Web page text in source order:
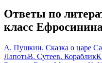
Ответы по
класс
А. Пушкин. Сказка о царе
ЛапотьВ. Сутеев. Кораблик